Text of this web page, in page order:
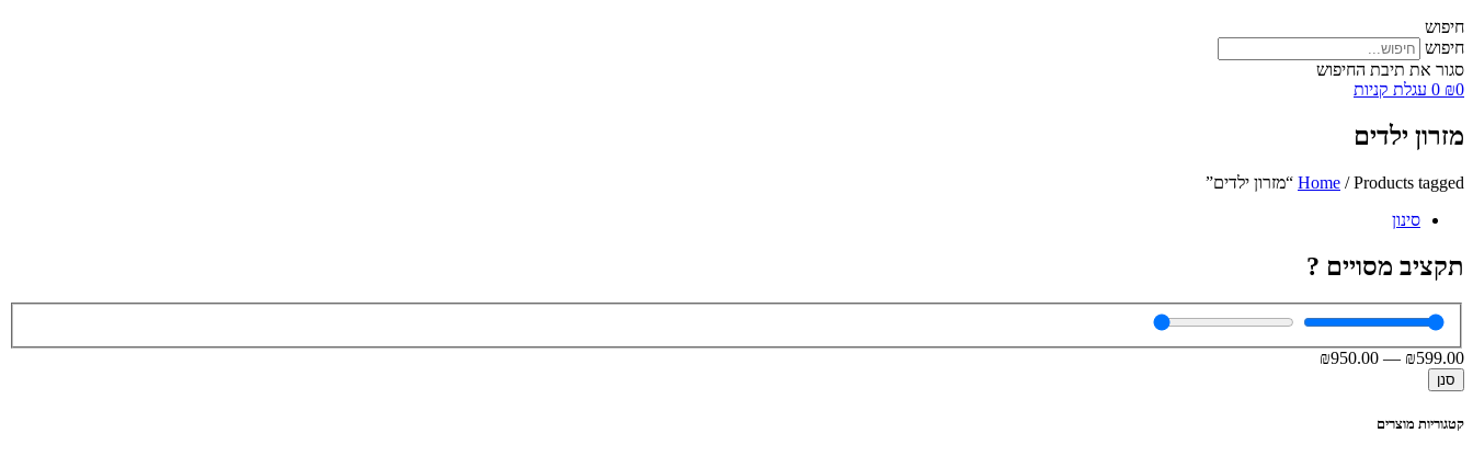
חיפוש
חיפוש
סגור את תיבת החיפוש
₪0
0 עגלת קניות
מזרון ילדים
Home / Products tagged “מזרון ילדים”
סינון
תקציב מסויים ?
₪599.00
—
₪950.00
סנן
קטגוריות מוצרים